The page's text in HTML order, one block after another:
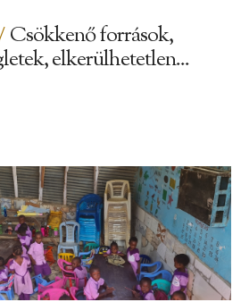
Csökkenő források,
elkerülhetetlen...